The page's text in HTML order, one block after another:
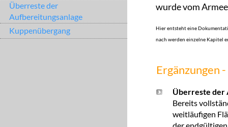
Überreste der
Aufbereitungsanlage
Kuppenübergang
wurde vom
Hier entsteht eine
nach werden einzelne Kapitel
Ergänzungen
Überreste der
Bereits
weitläufigen